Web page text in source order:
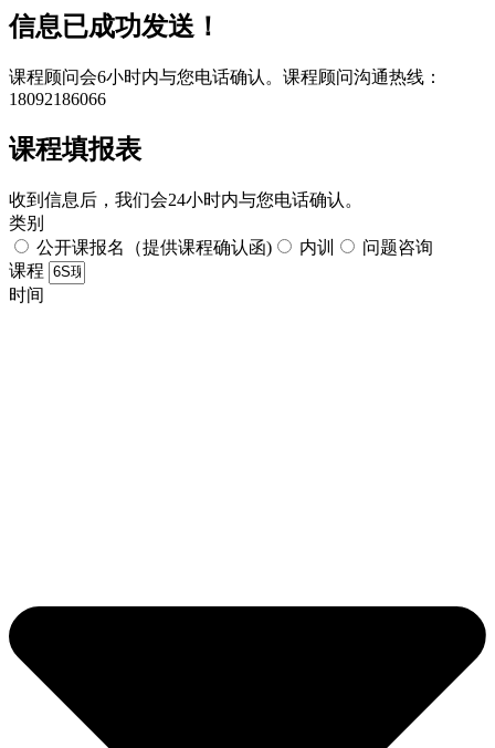
​​信息已成功发送！
课程顾问会6小时内与您电话确认。​课程顾问沟通热线：
18092186066
课程填报表​
收到信息后，我们会24小时内与您电话确认。​
类别
公开课报名（提供课程确认函)
内训
问题咨询
课程
时间